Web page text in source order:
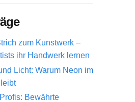
zum Kunstwerk –
ihr Handwerk lernen
Licht: Warum Neon im
Bewährte